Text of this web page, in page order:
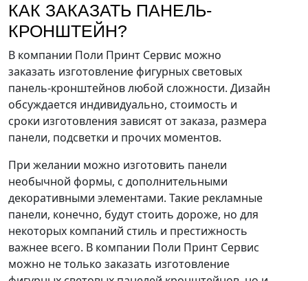
КАК ЗАКАЗАТЬ ПАНЕЛЬ-
КРОНШТЕЙН?
В компании Поли Принт Сервис можно
заказать изготовление фигурных световых
панель-кронштейнов любой сложности. Дизайн
обсуждается индивидуально, стоимость и
сроки изготовления зависят от заказа, размера
панели, подсветки и прочих моментов.
При желании можно изготовить панели
необычной формы, с дополнительными
декоративными элементами. Такие рекламные
панели, конечно, будут стоить дороже, но для
некоторых компаний стиль и престижность
важнее всего. В компании Поли Принт Сервис
можно не только заказать изготовление